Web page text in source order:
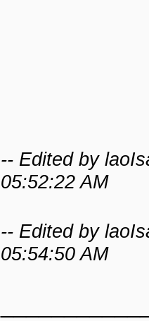
-- Edited by
05:52:22 AM
-- Edited by
05:54:50 AM